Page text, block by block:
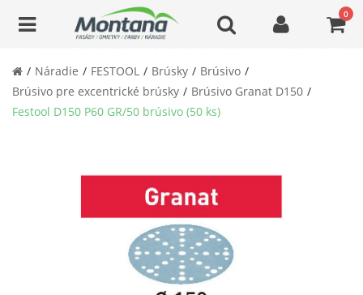
0
Náradie FESTOOL Brúsky
Brúsivo
Brúsivo pre excentrické brúsky
Brúsivo Granat D150
Festool D150 P60 GR/50 brúsivo (50 ks)